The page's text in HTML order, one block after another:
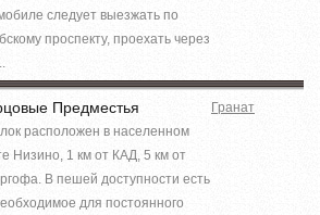
следует выезжать по
проспекту, проехать через
Предместья
расположен в населенном
Низино, 1 км от КАД, 5 км от
В пешей доступности есть
для постоянного
Гранат